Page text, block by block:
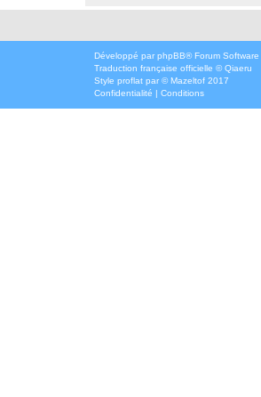
Développé par phpBB® Forum
Traduction française officielle ©Qiaeru
Style proflat par ©Mazeltof 2017
Confidentialité | Conditions